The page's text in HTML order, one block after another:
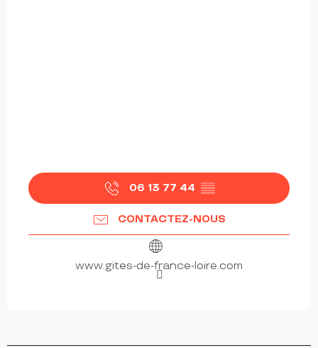
06 13 77 44 ▒▒
CONTACTEZ-NOUS
www.gites-de-france-loire.com